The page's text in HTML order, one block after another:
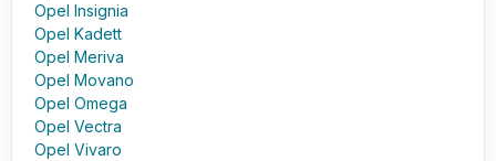
Opel Insignia
Opel Kadett
Opel Meriva
Opel Movano
Opel Omega
Opel Vectra
Opel Vivaro